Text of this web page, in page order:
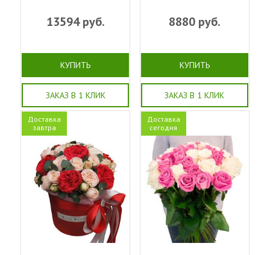
13594руб.
КУПИТЬ
ЗАКАЗ В 1 КЛИК
8880руб.
КУПИТЬ
ЗАКАЗ В 1 КЛИК
Доставка
завтра
Доставка
сегодня